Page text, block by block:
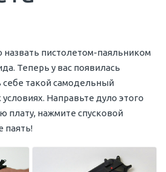
назвать пистолетом-паяльником
Теперь у вас появилась
себе такой самодельный
Направьте дуло этого
плату, нажмите спусковой
паять!